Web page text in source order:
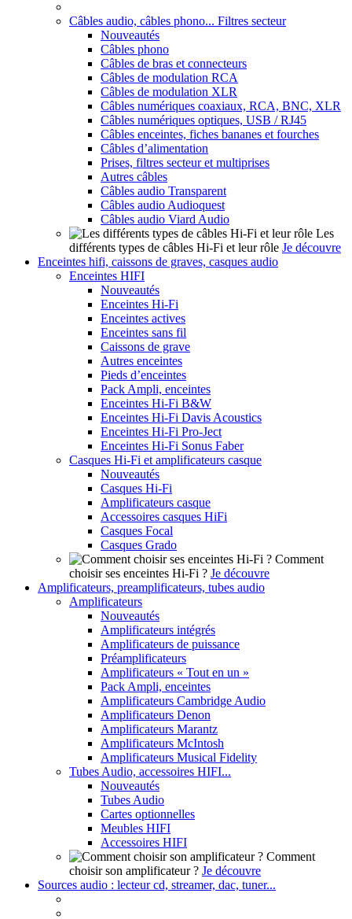
Câbles audio, câbles phono... Filtres secteur
Nouveautés
Câbles phono
Câbles de bras et connecteurs
Câbles de modulation RCA
Câbles de modulation XLR
Câbles numériques coaxiaux, RCA, BNC, XLR
Câbles numériques optiques, USB / RJ45
Câbles enceintes, fiches bananes et fourches
Câbles d’alimentation
Prises, filtres secteur et multiprises
Autres câbles
Câbles audio Transparent
Câbles audio Audioquest
Câbles audio Viard Audio
Les
différents types de câbles Hi-Fi et leur rôle Je découvre
Enceintes hifi, caissons de graves, casques audio
Enceintes HIFI
Nouveautés
Enceintes Hi-Fi
Enceintes actives
Enceintes sans fil
Caissons de grave
Autres enceintes
Pieds d’enceintes
Pack Ampli, enceintes
Enceintes Hi-Fi B&W
Enceintes Hi-Fi Davis Acoustics
Enceintes Hi-Fi Pro-Ject
Enceintes Hi-Fi Sonus Faber
Casques Hi-Fi et amplificateurs casque
Nouveautés
Casques Hi-Fi
Amplificateurs casque
Accessoires casques HiFi
Casques Focal
Casques Grado
Comment
choisir ses enceintes Hi-Fi ? Je découvre
Amplificateurs, preamplificateurs, tubes audio
Amplificateurs
Nouveautés
Amplificateurs intégrés
Amplificateurs de puissance
Préamplificateurs
Amplificateurs « Tout en un »
Pack Ampli, enceintes
Amplificateurs Cambridge Audio
Amplificateurs Denon
Amplificateurs Marantz
Amplificateurs McIntosh
Amplificateurs Musical Fidelity
Tubes Audio, accessoires HIFI...
Nouveautés
Tubes Audio
Cartes optionnelles
Meubles HIFI
Accessoires HIFI
Comment
choisir son amplificateur ? Je découvre
Sources audio : lecteur cd, streamer, dac, tuner...